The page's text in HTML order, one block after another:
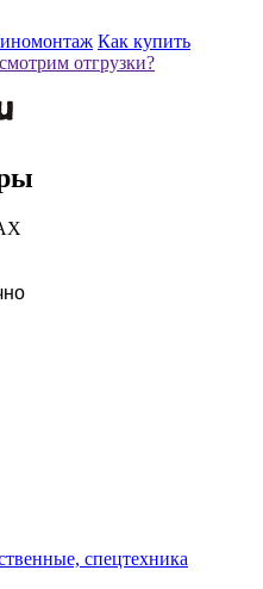
Как купить
отгрузки?
спецтехника